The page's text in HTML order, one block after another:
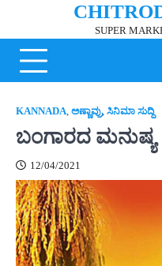
content
SUPER
KANNADA, ಅಣ್ಣಾವ್ರು, ಸಿನಿಮಾ ಸುದ್ದಿ
ಬಂಗಾರದ ಮನುಷ್ಯ
12/04/2021